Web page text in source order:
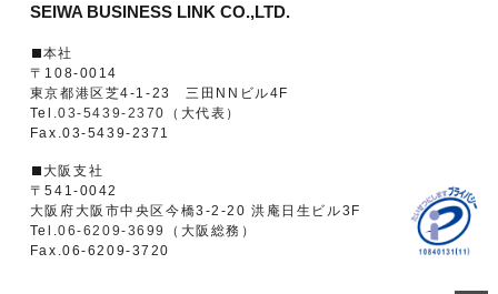
SEIWA BUSINESS LINK CO.,LTD.
本社
〒108-0014
東京都港区芝4-1-23 三田NNビル4F
Tel.03-5439-2370
（大代表）
Fax.03-5439-2371
大阪支社
〒541-0042
大阪府大阪市中央区今橋3-2-20 洪庵日生ビル3F
Tel.06-6209-3699
（大阪総務）
Fax.06-6209-3720